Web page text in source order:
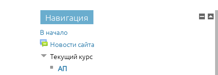
Навигация
В начало
Новости сайта
Текущий курс
АП